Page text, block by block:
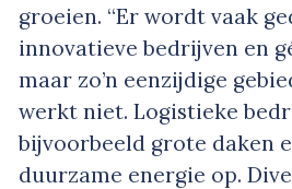
groeien. “Er wordt vaak
innovatieve bedrijven en
maar zo’n eenzijdige
werkt niet. Logistieke
bijvoorbeeld grote daken
duurzame energie op.